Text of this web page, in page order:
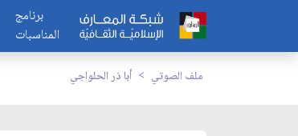
برنامج
المناسبات
ملف الصوتي أبا ذر الحلواجي